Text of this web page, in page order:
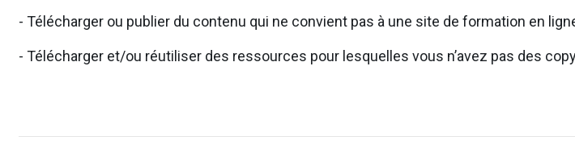
- Télécharger ou publier du contenu qui ne convient pas à une site de formation en
- Télécharger et/ou réutiliser des ressources pour lesquelles vous n’avez pas des